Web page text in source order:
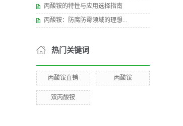
丙酸铵的特性与应用选择指南
丙酸铵：防腐防霉领域的理想...
热门关键词
丙酸铵直销 丙酸铵
双丙酸铵